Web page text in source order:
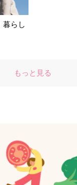
暮らし
もっと見る